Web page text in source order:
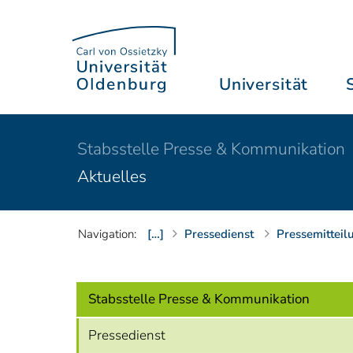
Universität
Stabsstelle Presse & Kommunikation
Aktuelles
Navigation: […] Pressedienst
Stabsstelle Presse & Kommunikation
Pressedienst